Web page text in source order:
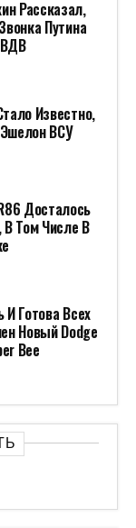
Рассказал,
Путина
Известно,
ВСУ
Досталось
В Том Числе В
И Готова Всех
Новый Dodge
Bee